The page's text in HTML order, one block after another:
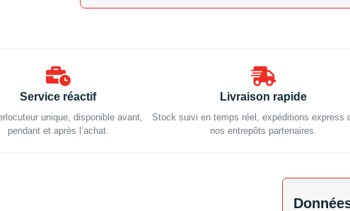
Service réactif
unique, disponible avant,
pendant et après l’achat.
Livraison rapide
Stock suivi en temps réel, expéditions express
nos entrepôts partenaires.